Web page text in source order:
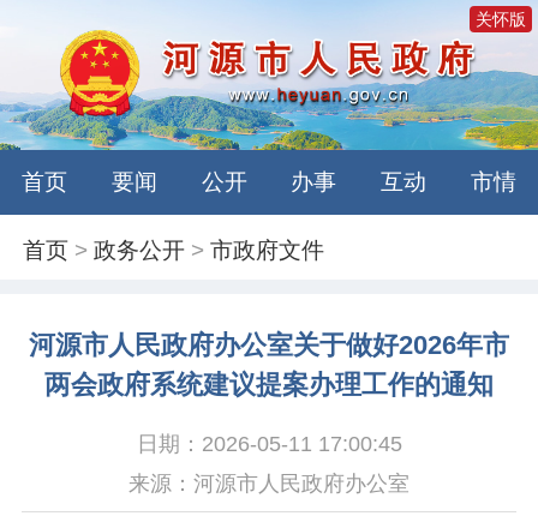
关怀版
首页 要闻 公开 办事 互动 市情
首页 >政务公开 >市政府文件
河源市人民政府办公室关于做好2026年市
两会政府系统建议提案办理工作的通知
日期：2026-05-11 17:00:45
来源：河源市人民政府办公室